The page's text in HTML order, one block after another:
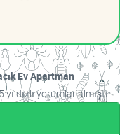
Ev Apartman
yorumlar almıştır.